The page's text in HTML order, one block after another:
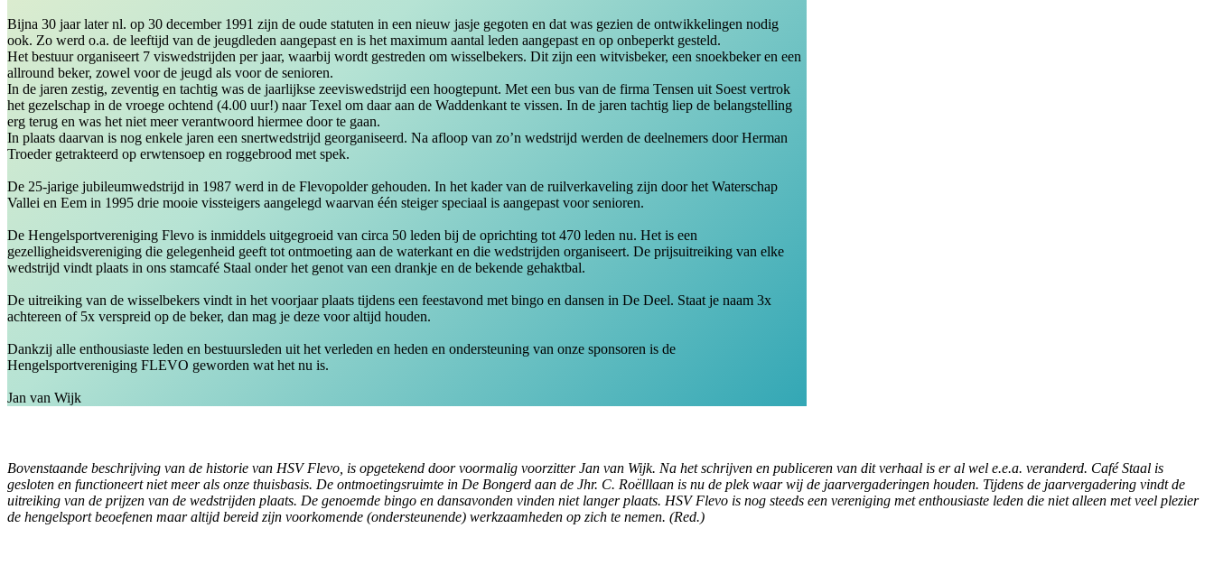
Bijna 30 jaar later nl. op 30 december 1991 zijn de oude statuten in een nieuw jasje gegoten en dat was gezien de ontwikkelingen nodig
ook. Zo werd o.a. de leeftijd van de jeugdleden aangepast en is het maximum aantal leden aangepast en op onbeperkt gesteld.
Het bestuur organiseert 7 viswedstrijden per jaar, waarbij wordt gestreden om wisselbekers. Dit zijn een witvisbeker, een snoekbeker en een
allround beker, zowel voor de jeugd als voor de senioren.
In de jaren zestig, zeventig en tachtig was de jaarlijkse zeeviswedstrijd een hoogtepunt. Met een bus van de firma Tensen uit Soest vertrok
het gezelschap in de vroege ochtend (4.00 uur!) naar Texel om daar aan de Waddenkant te vissen. In de jaren tachtig liep de belangstelling
erg terug en was het niet meer verantwoord hiermee door te gaan.
In plaats daarvan is nog enkele jaren een snertwedstrijd georganiseerd. Na afloop van zo’n wedstrijd werden de deelnemers door Herman
Troeder getrakteerd op erwtensoep en roggebrood met spek.
De 25-jarige jubileumwedstrijd in 1987 werd in de Flevopolder gehouden. In het kader van de ruilverkaveling zijn door het Waterschap
Vallei en Eem in 1995 drie mooie vissteigers aangelegd waarvan één steiger speciaal is aangepast voor senioren.
De Hengelsportvereniging Flevo is inmiddels uitgegroeid van circa 50 leden bij de oprichting tot 470 leden nu. Het is een
gezelligheidsvereniging die gelegenheid geeft tot ontmoeting aan de waterkant en die wedstrijden organiseert. De prijsuitreiking van elke
wedstrijd vindt plaats in ons stamcafé Staal onder het genot van een drankje en de bekende gehaktbal.
De uitreiking van de wisselbekers vindt in het voorjaar plaats tijdens een feestavond met bingo en dansen in De Deel. Staat je naam 3x
achtereen of 5x verspreid op de beker, dan mag je deze voor altijd houden.
Dankzij alle enthousiaste leden en bestuursleden uit het verleden en heden en ondersteuning van onze sponsoren is de
Hengelsportvereniging FLEVO geworden wat het nu is.
Jan van Wijk
Bovenstaande beschrijving van de historie van HSV Flevo, is opgetekend door voormalig voorzitter Jan van Wijk. Na het schrijven en publiceren van dit verhaal is er al wel e.e.a. veranderd. Café Staal is
gesloten en functioneert niet meer als onze thuisbasis. De ontmoetingsruimte in De Bongerd aan de Jhr. C. Roëlllaan is nu de plek waar wij de jaarvergaderingen houden. Tijdens de jaarvergadering vindt de
uitreiking van de prijzen van de wedstrijden plaats. De genoemde bingo en dansavonden vinden niet langer plaats. HSV Flevo is nog steeds een vereniging met enthousiaste leden die niet alleen met veel plezier
de hengelsport beoefenen maar altijd bereid zijn voorkomende (ondersteunende) werkzaamheden op zich te nemen. (Red.)